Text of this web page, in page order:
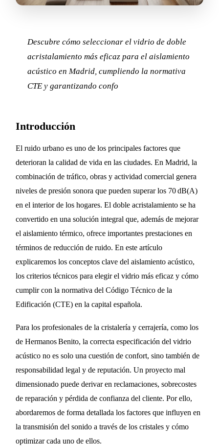
Descubre cómo seleccionar el vidrio de doble
acristalamiento más eficaz para el aislamiento
acústico en Madrid, cumpliendo la normativa
CTE y garantizando confo
Introducción
El ruido urbano es uno de los principales factores que
deterioran la calidad de vida en las ciudades. En Madrid, la
combinación de tráfico, obras y actividad comercial genera
niveles de presión sonora que pueden superar los 70 dB(A)
en el interior de los hogares. El doble acristalamiento se ha
convertido en una solución integral que, además de mejorar
el aislamiento térmico, ofrece importantes prestaciones en
términos de reducción de ruido. En este artículo
explicaremos los conceptos clave del aislamiento acústico,
los criterios técnicos para elegir el vidrio más eficaz y cómo
cumplir con la normativa del Código Técnico de la
Edificación (CTE) en la capital española.
Para los profesionales de la cristalería y cerrajería, como los
de Hermanos Benito, la correcta especificación del vidrio
acústico no es solo una cuestión de confort, sino también de
responsabilidad legal y de reputación. Un proyecto mal
dimensionado puede derivar en reclamaciones, sobrecostes
de reparación y pérdida de confianza del cliente. Por ello,
abordaremos de forma detallada los factores que influyen en
la transmisión del sonido a través de los cristales y cómo
optimizar cada uno de ellos.